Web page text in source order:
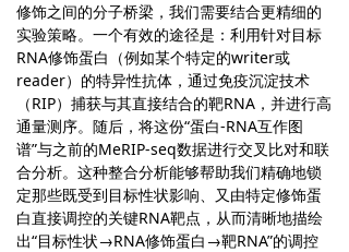
修饰之间的分子桥梁，我们需要结合更精细的
实验策略。一个有效的途径是：利用针对目标
RNA修饰蛋白（例如某个特定的writer或
reader）的特异性抗体，通过免疫沉淀技术
（RIP）捕获与其直接结合的靶RNA，并进行高
通量测序。随后，将这份“蛋白-RNA互作图
谱”与之前的MeRIP-seq数据进行交叉比对和联
合分析。这种整合分析能够帮助我们精确地锁
定那些既受到目标性状影响、又由特定修饰蛋
白直接调控的关键RNA靶点，从而清晰地描绘
出“目标性状→RNA修饰蛋白→靶RNA”的调控